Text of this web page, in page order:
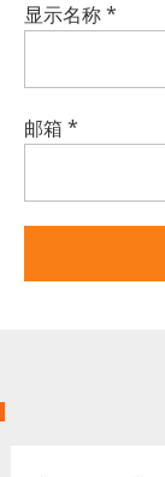
显示名称*
邮箱 *